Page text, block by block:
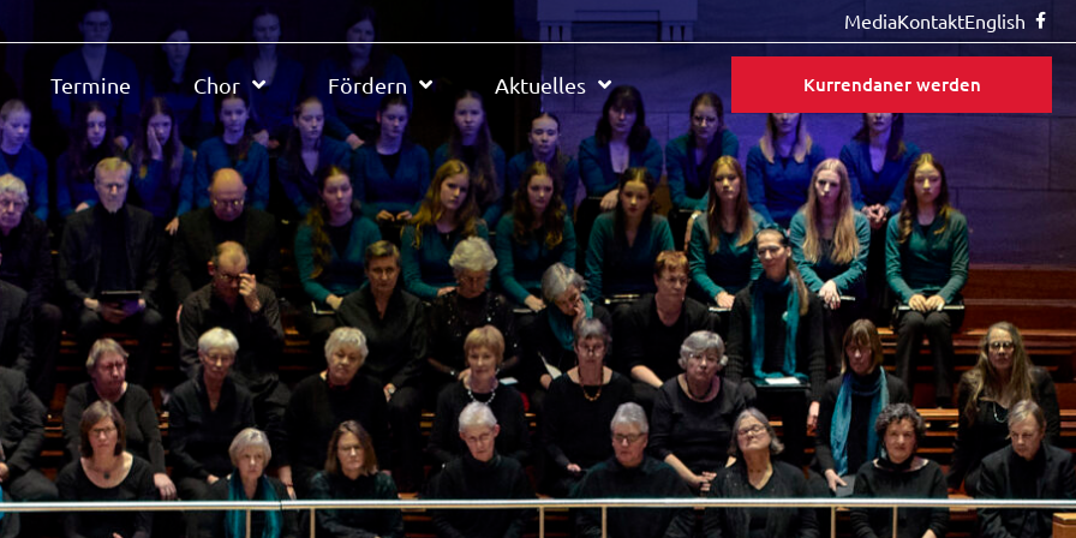
MediaKontaktEnglish
Termine Chor Fördern Aktuelles Kurrendaner werden